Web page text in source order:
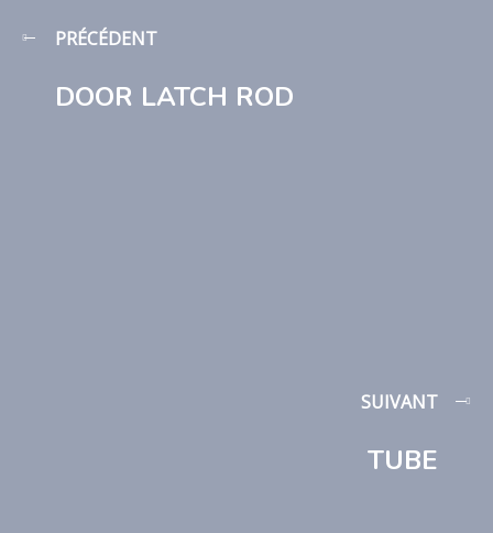
PRÉCÉDENT
DOOR LATCH ROD
SUIVANT
TUBE